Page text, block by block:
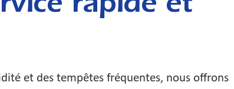
rapide et
et des tempêtes fréquentes, nous offrons